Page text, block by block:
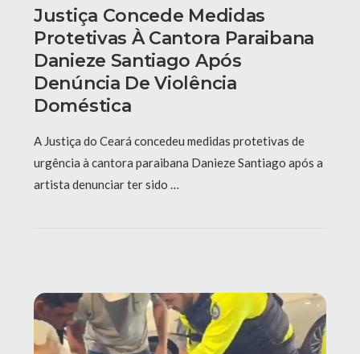
Justiça Concede Medidas
Protetivas À Cantora Paraibana
Danieze Santiago Após
Denúncia De Violência
Doméstica
A Justiça do Ceará concedeu medidas protetivas de
urgência à cantora paraibana Danieze Santiago após a
artista denunciar ter sido …